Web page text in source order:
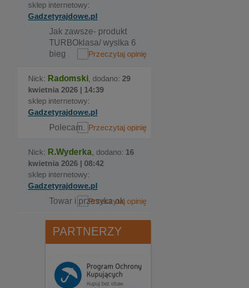
sklep internetowy:
Gadzetyrajdowe.pl
Jak zawsze- produkt
TURBOklasa/ wyslka 6
bieg
Nick: Radomski , dodano: 29
kwietnia 2026 | 14:39
sklep internetowy:
Gadzetyrajdowe.pl
Polecam.
Nick: R.Wyderka , dodano: 16
kwietnia 2026 | 08:42
sklep internetowy:
Gadzetyrajdowe.pl
Towar i przesyka ok
PARTNERZY